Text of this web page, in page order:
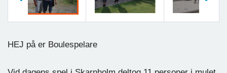
HEJ på er Boulespelare